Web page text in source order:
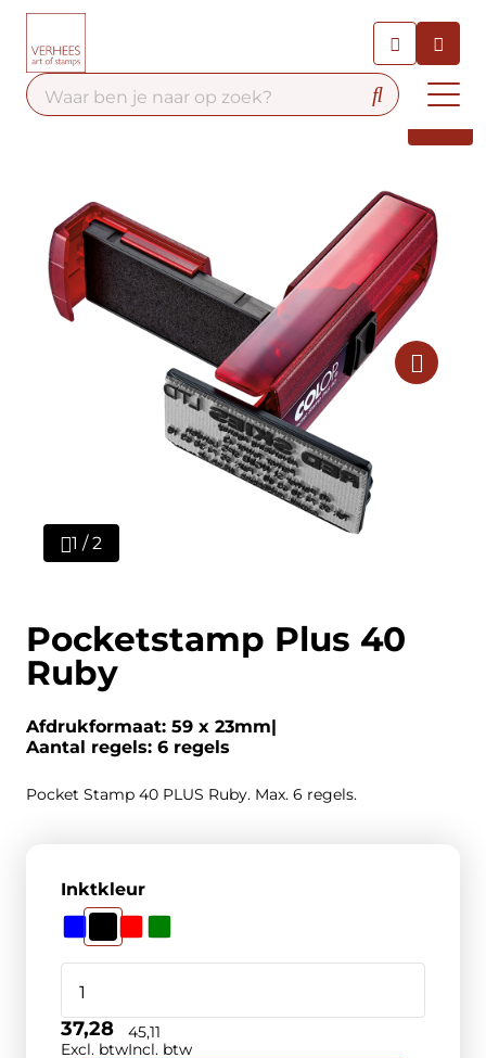
Contact
1 / 2
Pocketstamp Plus 40
Ruby
Afdrukformaat: 59 x 23mm
Aantal regels: 6 regels
Pocket Stamp 40 PLUS Ruby. Max. 6 regels.
Inktkleur
37,28
Excl. btw
45,11
Incl. btw